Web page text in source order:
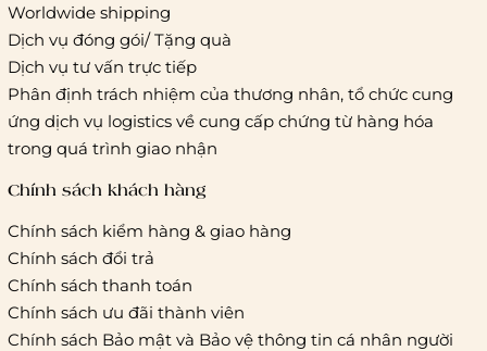
Giao hàng tiêu chuẩn:
Hồ Chí Minh:
Áp dụng theo bảng giá cước của ĐVVC
Vietelpost/ Giaohangtietkiem và 1 số đối tác vận chuyển
Hà Nội và các tỉnh thành khác:
Áp dụng theo bảng giá
cước của ĐVVC Vietelpost/ Giaohangtietkiem... và 1 số đối
tác vận chuyển khác
Thời gian giao hàng
Hồ Chí Minh:
Hà Nội và các tỉnh thành khá
Worldwide shipping
Dịch vụ đóng gói/ Tặng quà
Dịch vụ tư vấn trực tiếp
Phân định trách nhiệm của thương nhân, tổ chức cung
ứng dịch vụ logistics về cung cấp chứng từ hàng hóa
trong quá trình giao nhận
Chính sách khách hàng
Chính sách kiểm hàng & giao hàng
Chính sách đổi trả
Chính sách thanh toán
Chính sách ưu đãi thành viên
Chính sách Bảo mật và Bảo vệ thông tin cá nhân người